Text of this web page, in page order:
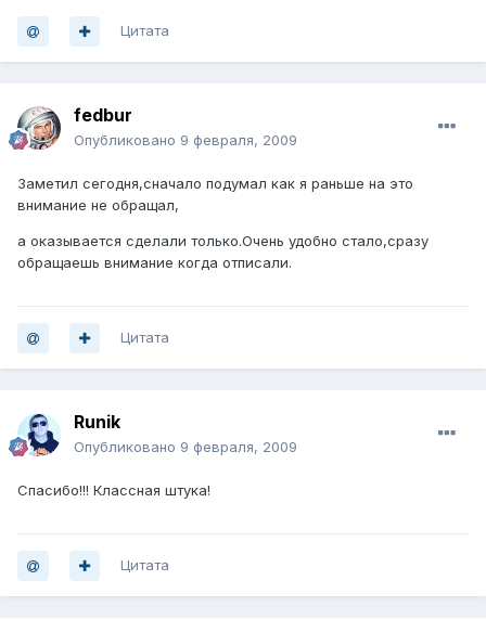
Цитата
fedbur
Опубликовано 9 февраля, 2009
Заметил сегодня,сначало подумал как я раньше на это
внимание не обращал,
а оказывается сделали только.Очень удобно стало,сразу
обращаешь внимание когда отписали.
Цитата
Runik
Опубликовано 9 февраля, 2009
Спасибо!!! Классная штука!
Цитата